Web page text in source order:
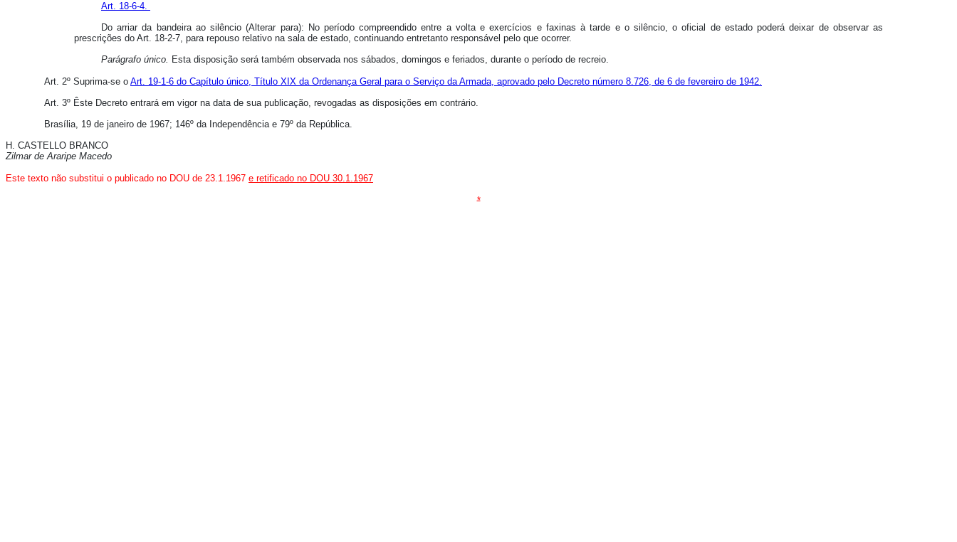
Art. 18-6-4.
Do arriar da bandeira ao silêncio (Alterar para): No período compreendido entre a volta e exercícios e faxinas à tarde e o silêncio, o oficial de estado poderá deixar de observar as
prescrições do Art. 18-2-7, para repouso relativo na sala de estado, continuando entretanto responsável pelo que ocorrer.
Parágrafo único. Esta disposição será também observada nos sábados, domingos e feriados, durante o período de recreio.
Art. 2º Suprima-se o Art. 19-1-6 do Capítulo único, Título XIX da Ordenança Geral para o Serviço da Armada, aprovado pelo Decreto número 8.726, de 6 de fevereiro de 1942.
Art. 3º Êste Decreto entrará em vigor na data de sua publicação, revogadas as disposições em contrário.
Brasília, 19 de janeiro de 1967; 146º da Independência e 79º da República.
H. CASTELLO BRANCO
Zilmar de Araripe Macedo
Este texto não substitui o publicado no DOU de 23.1.1967 e retificado no DOU 30.1.1967
*